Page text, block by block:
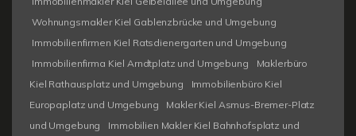
Wohnungsmakler Kiel Gablenzbrücke und Umgebung
Immobilienfirmen Kiel Ratsdienergarten und Umgebung
Immobilienfirma Kiel Arndtplatz und Umgebung
Maklerbüro
Kiel Rathausplatz und Umgebung
Immobilienbüro Kiel
Europaplatz und Umgebung
Makler Kiel Asmus-Bremer-Platz
und Umgebung
Immobilien Makler Kiel Bahnhofsplatz und